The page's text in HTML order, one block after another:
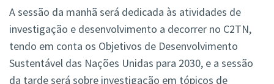
A sessão da manhã será dedicada às atividades de
investigação e desenvolvimento a decorrer no C2TN,
tendo em conta os Objetivos de Desenvolvimento
Sustentável das Nações Unidas para 2030, e a sessão
da tarde será sobre investigação em tópicos de